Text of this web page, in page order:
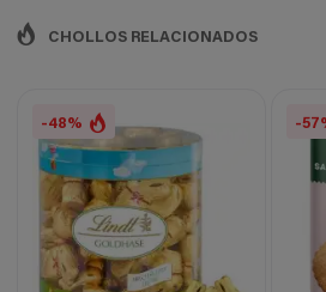
CHOLLOS RELACIONADOS
-48% -